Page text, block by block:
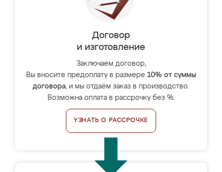
Договор
и изготовление
Заключаем договор,
Вы вносите предоплату в размере 10% от суммы
договора, и мы отдаём заказ в производство.
Возможна оплата в рассрочку без %.
УЗНАТЬ О РАССРОЧКЕ